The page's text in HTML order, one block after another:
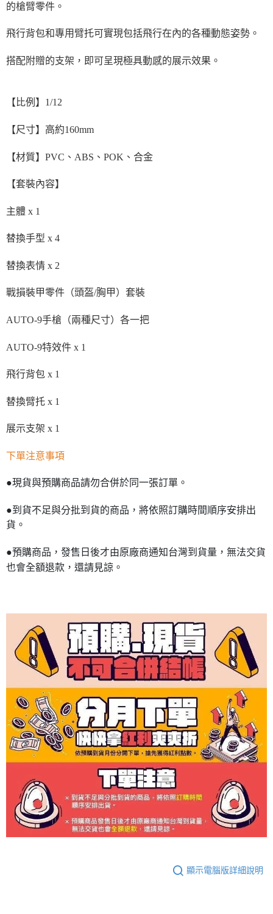
的槍臂零件。
飛行背包和專用臂托可實現包括飛行在內的各種動態姿勢。
搭配附贈的支架，即可呈現極具動感的展示效果。
【比例】1/12
【尺寸】高約160mm
【材質】PVC、ABS、POK、合金
【套裝內容】
主體 x 1
替換手型 x 4
替換表情 x 2
戰損裝甲零件（頭盔/胸甲）套裝
AUTO-9手槍（兩種尺寸）各一把
AUTO-9特效件 x 1
飛行背包 x 1
替換臂托 x 1
展示支架 x 1
下單注意事項
●現貨與預購商品請勿合併於同一張訂單。
●到貨不足與分批到貨的商品，將依照訂購時間順序安排出
貨。
●預購商品，發售日後才由原廠商通知台灣到貨量，無法交貨
也會全額退款，還請見諒。
顯示電腦版詳細說明